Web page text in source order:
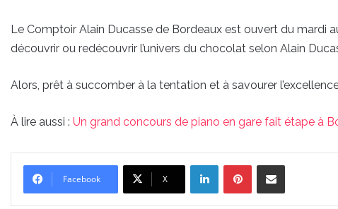
Le Comptoir Alain Ducasse de Bordeaux est ouvert du mardi
découvrir ou redécouvrir l’univers du chocolat selon Alain
Alors, prêt à succomber à la tentation et à savourer
À lire aussi : Un grand concours de piano en gare fait étape à
Facebook X
LinkedinPinterestPartager par email